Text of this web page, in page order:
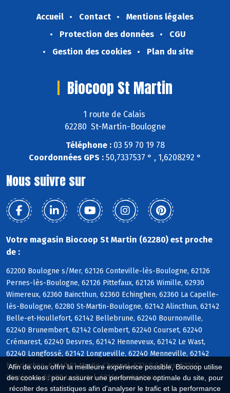
Afin de vous offrir la meilleure expérience possible, Biocoop utilise
des cookies : pour assurer une performance optimale du site, pour
récolter des statistiques afin d'analyser le trafic et la performance
Accueil Contact
Mentions légales
Protection des données
CGU
Gestion des cookies
Plan du site
Biocoop St Martin
1 route de Calais
62280 St-Martin-Boulogne
Téléphone :03 59 70 19 78
Coordonnées GPS : 50,7337537 ° , 1,6208292 °
Nous suivre sur
Votre magasin Biocoop St Martin (62280) est proche
de :
62200 Boulogne s/Mer, 62126 Conteville-lès-Boulogne, 62126
Pernes-lès-Boulogne, 62126 Pittefaux, 62126 Wimille, 62930
Wimereux, 62360 Baincthun, 62360 Echinghen, 62360 La Capelle-
lès-Boulogne, 62280 St-Martin-Boulogne, 62142 Alincthun, 62142
Belle-et-Houllefort, 62142 Bellebrune, 62240 Bournonville,
62240 Brunembert, 62142 Colembert, 62240 Courset, 62240
Crémarest, 62240 Desvres, 62142 Henneveux, 62142 Le Wast,
62240 Longfossé, 62142 Longueville, 62240 Menneville, 62142
Nabringhen, 62240 St-Martin-Choquel, 62240 Selles, 62240
Wirwignes, 62480 Le Portel, 62164 Ambleteuse